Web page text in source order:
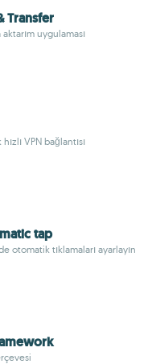
Transfer
aktarım uygulaması
VPN bağlantısı
tap
otomatik tıklamaları ayarlayın